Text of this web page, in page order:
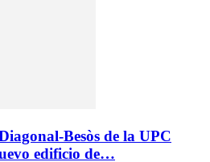
Besòs de la UPC
edificio de…